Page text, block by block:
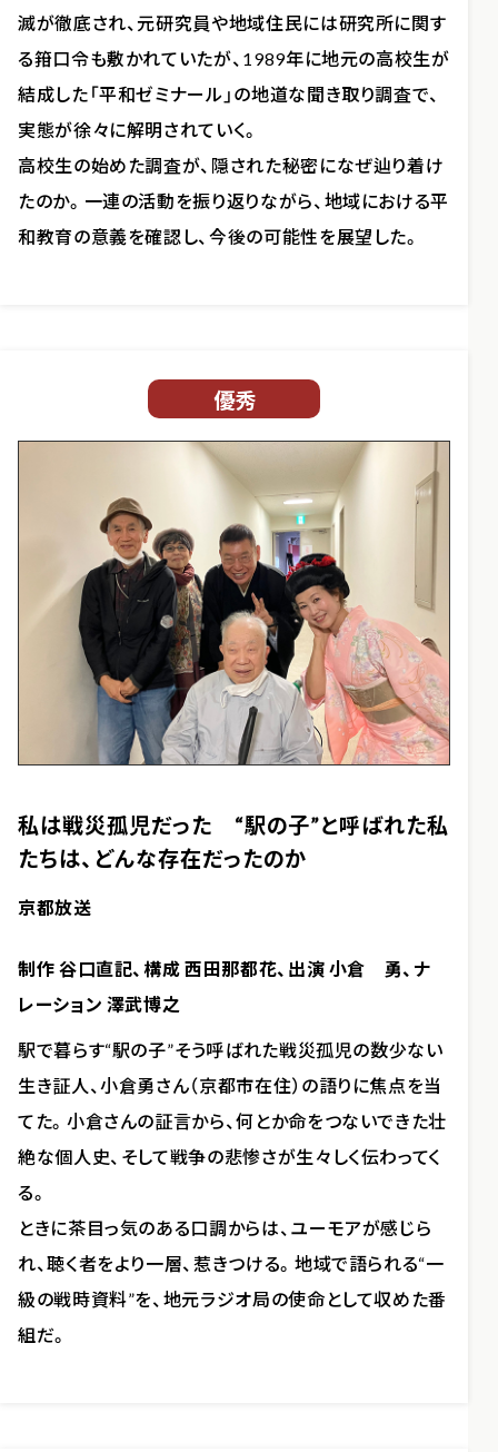
滅が徹底され、元研究員や地域住民には研究所に関す
る箝口令も敷かれていたが、1989年に地元の高校生が
結成した「平和ゼミナール」の地道な聞き取り調査で、
実態が徐々に解明されていく。
高校生の始めた調査が、隠された秘密になぜ辿り着け
たのか。一連の活動を振り返りながら、地域における平
和教育の意義を確認し、今後の可能性を展望した。
優秀
私は戦災孤児だった “駅の子”と呼ばれた私
たちは、どんな存在だったのか
京都放送
制作 谷口直記、構成 西田那都花、出演 小倉 勇、ナ
レーション 澤武博之
駅で暮らす“駅の子”――そう呼ばれた戦災孤児の数少ない
生き証人、小倉勇さん（京都市在住）の語りに焦点を当
てた。小倉さんの証言から、何とか命をつないできた壮
絶な個人史、そして戦争の悲惨さが生々しく伝わってく
る。
ときに茶目っ気のある口調からは、ユーモアが感じら
れ、聴く者をより一層、惹きつける。地域で語られる“一
級の戦時資料”を、地元ラジオ局の使命として収めた番
組だ。